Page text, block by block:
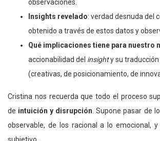
observaciones.
Insights revelado: verdad desnuda del
obtenido a través de estos datos y
Qué implicaciones tiene para nuestro
accionabilidad del insighty su traducción
(creativas, de posicionamiento, de
Cristina nos recuerda que todo el proceso
de intuición y disrupción . Supone pasar de
observable, de los racional a lo emocional,
subjetivo.